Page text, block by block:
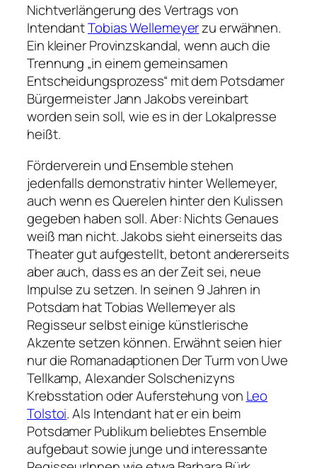
Nichtverlängerung des Vertrags von
IntendantTobias Wellemeyerzu erwähnen.
Ein kleiner Provinzskandal, wenn auch die
Trennung „in einem gemeinsamen
Entscheidungsprozess“ mit dem Potsdamer
Bürgermeister Jann Jakobs vereinbart
worden sein soll, wie es in der Lokalpresse
heißt.
Förderverein und Ensemble stehen
jedenfalls demonstrativ hinter Wellemeyer,
auch wenn es Querelen hinter den Kulissen
gegeben haben soll. Aber: Nichts Genaues
weiß man nicht. Jakobs sieht einerseits das
Theater gut aufgestellt, betont andererseits
aber auch, dass es an der Zeit sei, neue
Impulse zu setzen. In seinen 9 Jahren in
Potsdam hat Tobias Wellemeyer als
Regisseur selbst einige künstlerische
Akzente setzen können. Erwähnt seien hier
nur die Romanadaptionen Der Turmvon Uwe
Tellkamp, Alexander Solschenizyns
KrebsstationoderAuferstehungvon Leo
Tolstoi. Als Intendant hat er ein beim
Potsdamer Publikum beliebtes Ensemble
aufgebaut sowie junge und interessante